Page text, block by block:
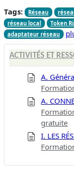
Tags: Réseau
réseau local
Token
adaptateur réseau
ACTIVITÉS ET
A.
A.
gratuite
I. LES